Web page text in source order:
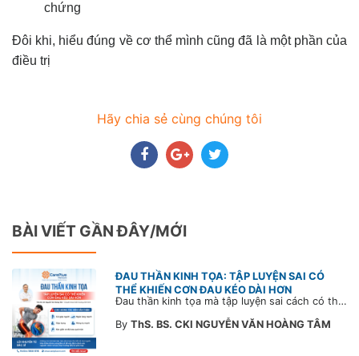
chứng
Đôi khi, hiểu đúng về cơ thể mình cũng đã là một phần của
điều trị
Hãy chia sẻ cùng chúng tôi
BÀI VIẾT GẦN ĐÂY/MỚI
ĐAU THẦN KINH TỌA: TẬP LUYỆN SAI CÓ
THỂ KHIẾN CƠN ĐAU KÉO DÀI HƠN
Đau thần kinh tọa mà tập luyện sai cách có thể khiến cơn đau trở nặng và kéo dài thời gian hồi phục. Tham khảo chia sẻ của Bác sĩ CarePlus để nắm các động tác cần tránh và có góc nhìn đúng về phương pháp điều trị phù hợp trong bài viết sau.
By ThS. BS. CKI NGUYỄN VĂN HOÀNG TÂM